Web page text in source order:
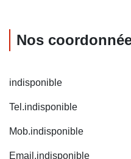
Nos
indisponible
Tel.indisponible
Mob.indisponible
Email.indisponible